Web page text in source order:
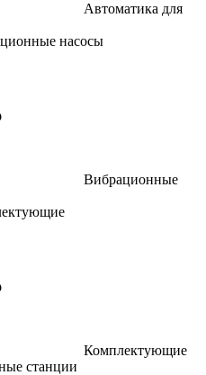
Автоматика для
насосы
Вибрационные
Комплектующие
станции